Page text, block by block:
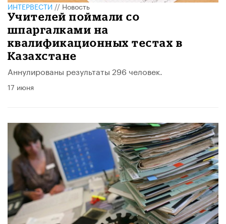
ИНТЕРВЕСТИ//Новость
Учителей поймали со
шпаргалками на
квалификационных тестах в
Казахстане
Аннулированы результаты 296 человек.
17 июня